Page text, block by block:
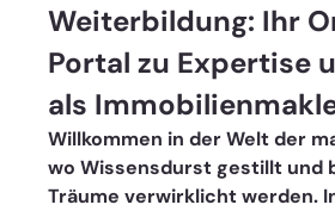
Weiterbildung: Ihr
Portal zu Expertise
als
Willkommen in der Welt der
wo Wissensdurst gestillt und
Träume verwirklicht werden.